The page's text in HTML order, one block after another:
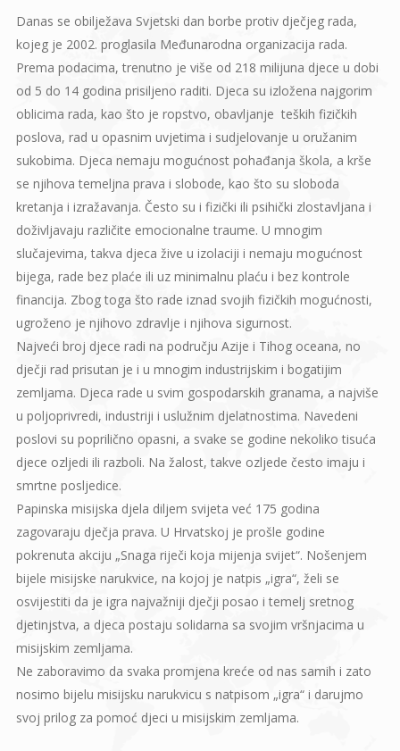
Danas se obilježava Svjetski dan borbe protiv dječjeg rada,
kojeg je 2002. proglasila Međunarodna organizacija rada.
Prema podacima, trenutno je više od 218 milijuna djece u dobi
od 5 do 14 godina prisiljeno raditi. Djeca su izložena najgorim
oblicima rada, kao što je ropstvo, obavljanje teških fizičkih
poslova, rad u opasnim uvjetima i sudjelovanje u oružanim
sukobima. Djeca nemaju mogućnost pohađanja škola, a krše
se njihova temeljna prava i slobode, kao što su sloboda
kretanja i izražavanja. Često su i fizički ili psihički zlostavljana i
doživljavaju različite emocionalne traume. U mnogim
slučajevima, takva djeca žive u izolaciji i nemaju mogućnost
bijega, rade bez plaće ili uz minimalnu plaću i bez kontrole
financija. Zbog toga što rade iznad svojih fizičkih mogućnosti,
ugroženo je njihovo zdravlje i njihova sigurnost.
Najveći broj djece radi na području Azije i Tihog oceana, no
dječji rad prisutan je i u mnogim industrijskim i bogatijim
zemljama. Djeca rade u svim gospodarskih granama, a najviše
u poljoprivredi, industriji i uslužnim djelatnostima. Navedeni
poslovi su poprilično opasni, a svake se godine nekoliko tisuća
djece ozljedi ili razboli. Na žalost, takve ozljede često imaju i
smrtne posljedice.
Papinska misijska djela diljem svijeta već 175 godina
zagovaraju dječja prava. U Hrvatskoj je prošle godine
pokrenuta akciju „Snaga riječi koja mijenja svijet“. Nošenjem
bijele misijske narukvice, na kojoj je natpis „igra“, želi se
osvijestiti da je igra najvažniji dječji posao i temelj sretnog
djetinjstva, a djeca postaju solidarna sa svojim vršnjacima u
misijskim zemljama.
Ne zaboravimo da svaka promjena kreće od nas samih i zato
nosimo bijelu misijsku narukvicu s natpisom „igra“ i darujmo
svoj prilog za pomoć djeci u misijskim zemljama.